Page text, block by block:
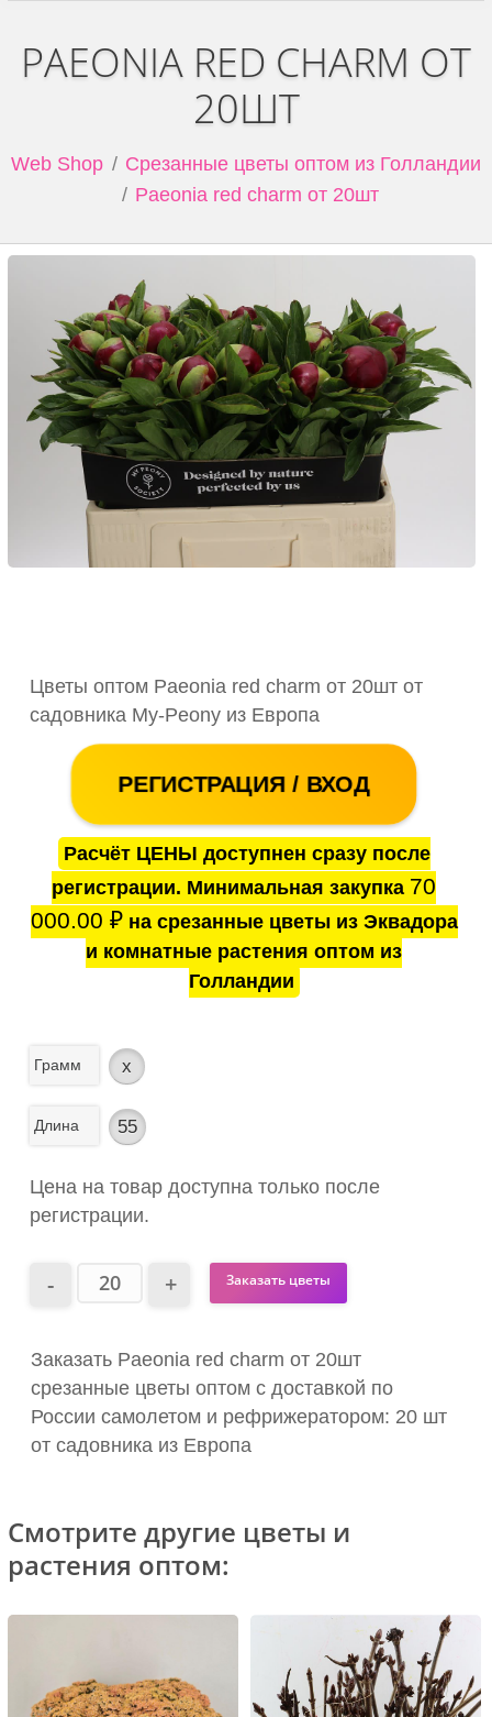
PAEONIA RED CHARM ОТ
20ШТ
Web Shop
Срезанные цветы оптом из Голландии
Paeonia red charm от 20шт
Цветы оптом Paeonia red charm от 20шт от
садовника My-Peony из Европа
РЕГИСТРАЦИЯ / ВХОД
Расчёт ЦЕНЫ доступнен сразу после
регистрации. Минимальная закупка 70
000.00 ₽на срезанные цветы из Эквадора
и комнатные растения оптом из
Голландии
Грамм x
Длина 55
Цена на товар доступна только после
регистрации.
Заказать цветы
Заказать Paeonia red charm от 20шт
срезанные цветы оптом с доставкой по
России самолетом и рефрижератором: 20 шт
от садовника из Европа
Смотрите другие цветы и
растения оптом: